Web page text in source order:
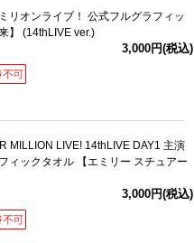
リオンライブ！ 公式フルグラフィッ
】 (14thLIVE ver.)
3,000円(税込)
MILLION LIVE! 14thLIVE DAY1 主演
ィックタオル 【エミリー スチュアー
3,000円(税込)